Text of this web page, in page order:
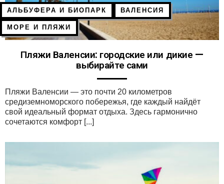
АЛЬБУФЕРА И БИОПАРК ВАЛЕНСИЯ
МОРЕ И ПЛЯЖИ
Пляжи Валенсии: городские или дикие —
выбирайте сами
Пляжи Валенсии — это почти 20 километров
средиземноморского побережья, где каждый найдёт
свой идеальный формат отдыха. Здесь гармонично
сочетаются комфорт [...]